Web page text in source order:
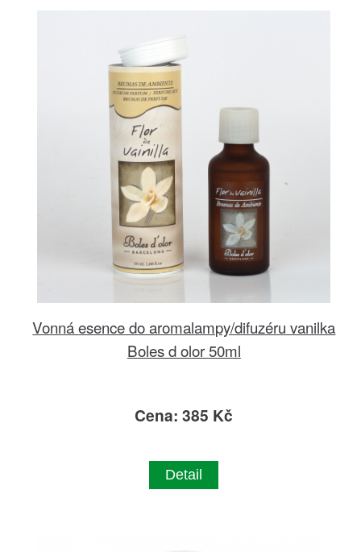
Vonná esence do aromalampy/difuzéru vanilka
Boles d olor 50ml
Cena: 385 Kč
Detail